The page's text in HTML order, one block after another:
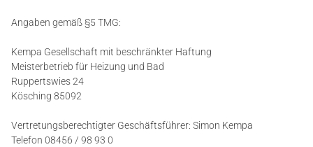
Angaben gemäß §5 TMG:
Kempa Gesellschaft mit beschränkter Haftung
Meisterbetrieb für Heizung und Bad
Ruppertswies 24
Kösching 85092
Vertretungsberechtigter Geschäftsführer: Simon Kempa
Telefon 08456 / 98 93 0